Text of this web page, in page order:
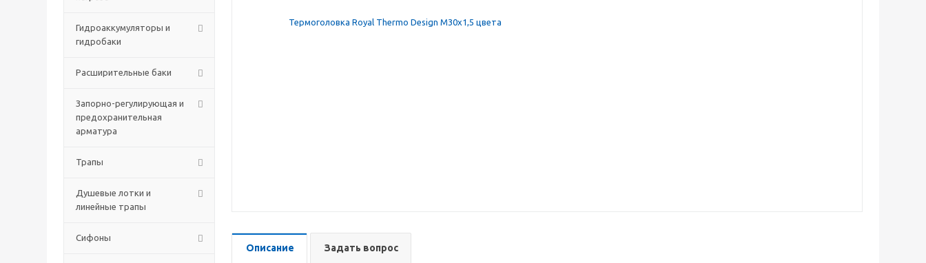
Гидроаккумуляторы и
гидробаки
Расширительные баки
Запорно-регулирующая и
предохранительная
арматура
Трапы
Душевые лотки и
линейные трапы
Сифоны
Описание Задать вопрос